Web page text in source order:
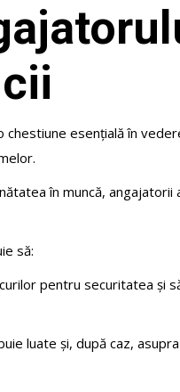
esențială în
în muncă, angajatorii
să:
pentru securitatea și
luate și, după caz,